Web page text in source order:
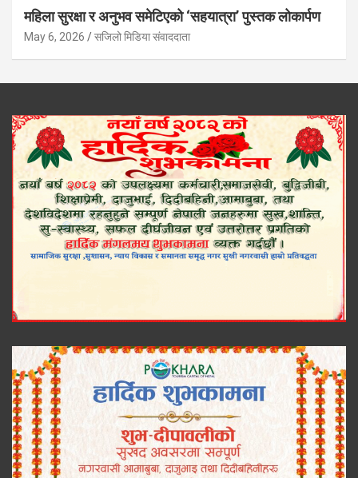
महिला सुरक्षा र अनुभव समेटिएको ‘सहयात्रा’ पुस्तक लोकार्पण
May 6, 2026 सजिलो मिडिया संवाददाता